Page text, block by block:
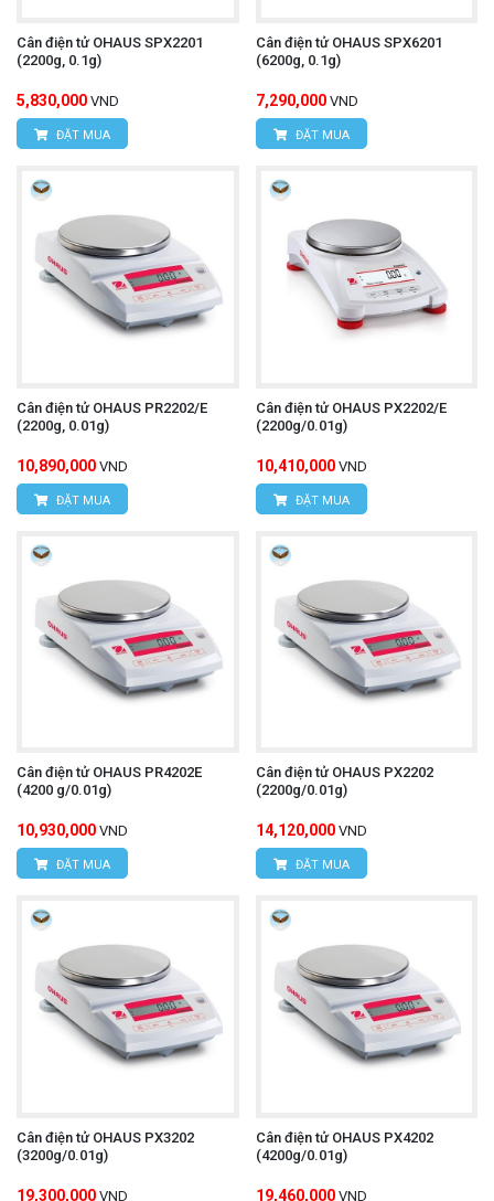
Cân điện tử OHAUS SPX2201
(2200g, 0.1g)
5,830,000 VND
ĐẶT MUA
Cân điện tử OHAUS SPX6201
(6200g, 0.1g)
7,290,000 VND
ĐẶT MUA
Cân điện tử OHAUS PR2202/E
(2200g, 0.01g)
10,890,000 VND
ĐẶT MUA
Cân điện tử OHAUS PX2202/E
(2200g/0.01g)
10,410,000 VND
ĐẶT MUA
Cân điện tử OHAUS PR4202E
(4200 g/0.01g)
10,930,000 VND
ĐẶT MUA
Cân điện tử OHAUS PX2202
(2200g/0.01g)
14,120,000 VND
ĐẶT MUA
Cân điện tử OHAUS PX3202
(3200g/0.01g)
19,300,000 VND
Cân điện tử OHAUS PX4202
(4200g/0.01g)
19,460,000 VND